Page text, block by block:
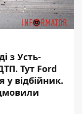
з Усть-
Тут Ford
у відбійник.